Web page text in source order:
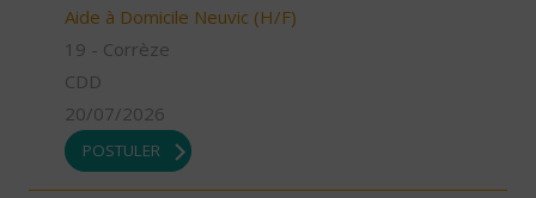
Aide à Domicile Neuvic (H/F)
19 - Corrèze
CDD
20/07/2026
POSTULER